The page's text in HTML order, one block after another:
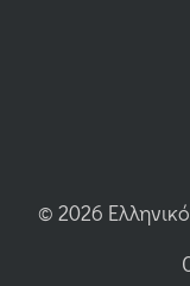
© 2026